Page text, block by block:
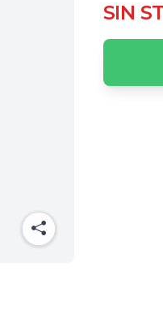
SIN